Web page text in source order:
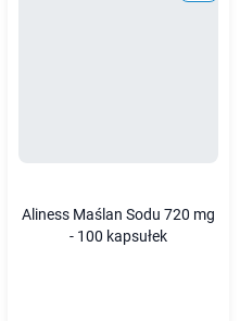
Aliness Maślan Sodu 720 mg
- 100 kapsułek